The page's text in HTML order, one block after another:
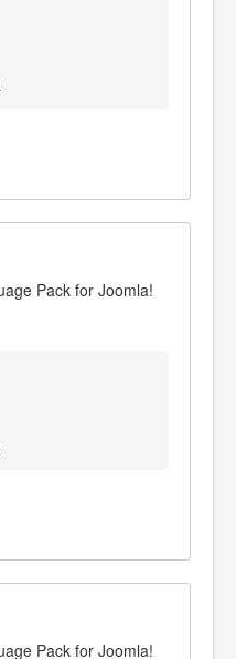
Pack for Joomla!
Pack for Joomla!